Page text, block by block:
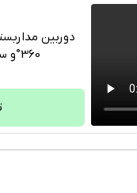
دوربین
360°و سازگار با اندروید و ios